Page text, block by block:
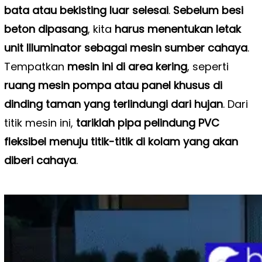
bata atau bekisting luar selesai. Sebelum besi
beton dipasang, kita harus menentukan letak
unit Illuminator sebagai mesin sumber cahaya.
Tempatkan mesin ini di area kering, seperti
ruang mesin pompa atau panel khusus di
dinding taman yang terlindungi dari hujan. Dari
titik mesin ini, tariklah pipa pelindung PVC
fleksibel menuju titik-titik di kolam yang akan
diberi cahaya.